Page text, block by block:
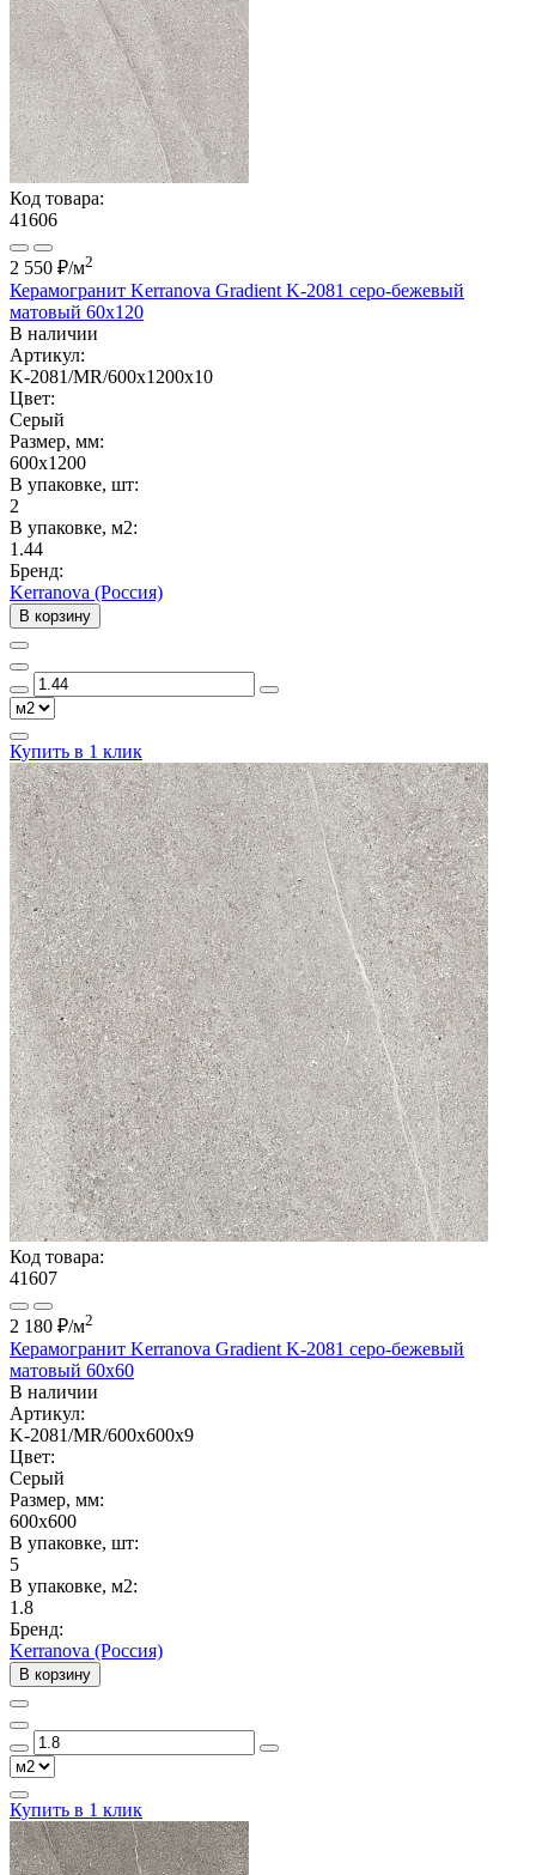
Код товара:
41606
2 550 ₽/м2
Керамогранит Kerranova Gradient K-2081 серо-бежевый
матовый 60x120
В наличии
Артикул:
K-2081/MR/600x1200x10
Цвет:
Серый
Размер, мм:
600x1200
В упаковке, шт:
2
В упаковке, м2:
1.44
Бренд:
Kerranova (Россия)
В корзину
Купить в 1 клик
Код товара:
41607
2 180 ₽/м2
Керамогранит Kerranova Gradient K-2081 серо-бежевый
матовый 60x60
В наличии
Артикул:
K-2081/MR/600x600x9
Цвет:
Серый
Размер, мм:
600x600
В упаковке, шт:
5
В упаковке, м2:
1.8
Бренд:
Kerranova (Россия)
В корзину
Купить в 1 клик